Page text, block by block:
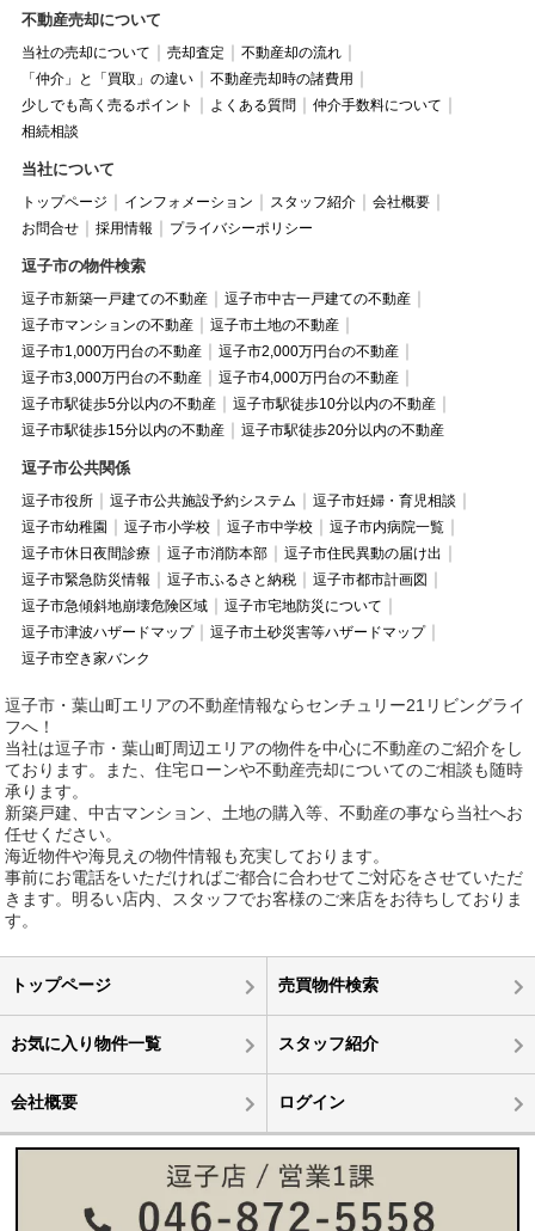
不動産売却について
当社の売却について 売却査定
不動産却の流れ
「仲介」と「買取」の違い
不動産売却時の諸費用
少しでも高く売るポイント
よくある質問
仲介手数料について
相続相談
当社について
トップページ インフォメーション スタッフ紹介
会社概要
お問合せ
採用情報 プライバシーポリシー
逗子市の物件検索
逗子市新築一戸建ての不動産
逗子市中古一戸建ての不動産
逗子市マンションの不動産
逗子市土地の不動産
逗子市1,000万円台の不動産
逗子市2,000万円台の不動産
逗子市3,000万円台の不動産
逗子市4,000万円台の不動産
逗子市駅徒歩5分以内の不動産
逗子市駅徒歩10分以内の不動産
逗子市駅徒歩15分以内の不動産
逗子市駅徒歩20分以内の不動産
逗子市公共関係
逗子市役所 逗子市公共施設予約システム
逗子市妊婦・育児相談
逗子市幼稚園
逗子市小学校 逗子市中学校
逗子市内病院一覧
逗子市休日夜間診療
逗子市消防本部
逗子市住民異動の届け出
逗子市緊急防災情報
逗子市ふるさと納税
逗子市都市計画図
逗子市急傾斜地崩壊危険区域
逗子市宅地防災について
逗子市津波ハザードマップ
逗子市土砂災害等ハザードマップ
逗子市空き家バンク
逗子市・葉山町エリアの不動産情報ならセンチュリー21リビングライ
フへ！
当社は逗子市・葉山町周辺エリアの物件を中心に不動産のご紹介をし
ております。また、住宅ローンや不動産売却についてのご相談も随時
承ります。
新築戸建、中古マンション、土地の購入等、不動産の事なら当社へお
任せください。
海近物件や海見えの物件情報も充実しております。
事前にお電話をいただければご都合に合わせてご対応をさせていただ
きます。明るい店内、スタッフでお客様のご来店をお待ちしておりま
す。
トップページ 売買物件検索
お気に入り物件一覧 スタッフ紹介
会社概要 ログイン